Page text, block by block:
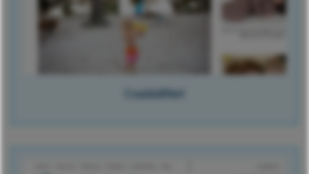
CsaládiNet